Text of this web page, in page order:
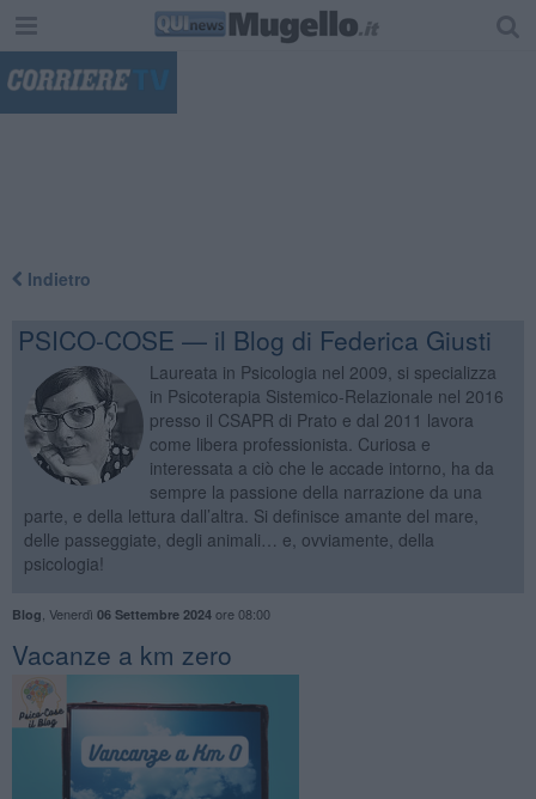
Indietro
PSICO-COSE — il Blog di Federica Giusti
Laureata in Psicologia nel 2009, si specializza
in Psicoterapia Sistemico-Relazionale nel 2016
presso il CSAPR di Prato e dal 2011 lavora
come libera professionista. Curiosa e
interessata a ciò che le accade intorno, ha da
sempre la passione della narrazione da una
parte, e della lettura dall’altra. Si definisce amante del mare,
delle passeggiate, degli animali… e, ovviamente, della
psicologia!
Blog Venerdì 06 Settembre 2024ore 08:00
Vacanze a km zero